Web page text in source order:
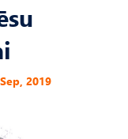
2019